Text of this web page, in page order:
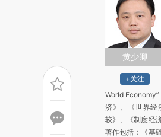
黄少卿
+关注
World
济》、《世界经
较》、《制度经
著作包括：《基